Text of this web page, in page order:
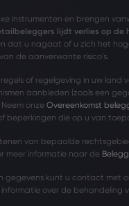
instrumenten en brengen
lijdt verlies op de
dat u nagaat of u zich het
de aanverwante risico's.
of regelgeving in uw
aanbieden (zoals een
onze Overeenkomst
beperkingen die op u van
van bepaalde
meer informatie naar de
gegevens kunt u contact met
informatie over de behandeling